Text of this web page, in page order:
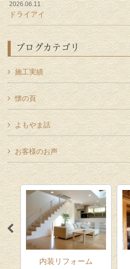
2026.06.11
ドライアイ
ブログカテゴリ
施工実績
懐の頁
よもやま話
お客様のお声
内装リフォーム